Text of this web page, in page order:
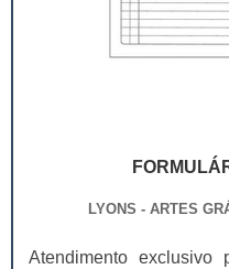
LYONS - ARTES
Atendimento exclusivo